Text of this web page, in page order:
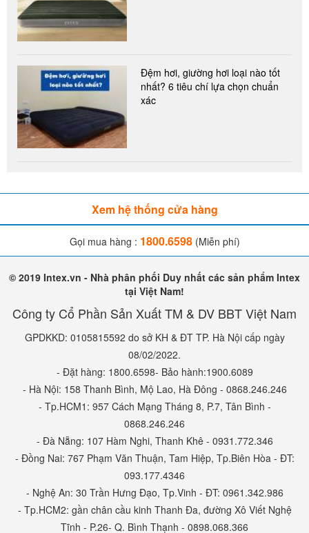
Đệm hơi, giường hơi loại nào tốt
nhất? 6 tiêu chí lựa chọn chuẩn
xác
Xem hệ thống cửa hàng
Gọi mua hàng : 1800.6598(Miễn phí)
© 2019 Intex.vn - Nhà phân phối Duy nhất các sản phẩm Intex
tại Việt Nam!
Công ty Cổ Phần Sản Xuất TM & DV BBT Việt Nam
GPDKKD: 0105815592 do sở KH & ĐT TP. Hà Nội cấp ngày
08/02/2022.
- Đặt hàng: 1800.6598- Bảo hành:1900.6089
- Hà Nội: 158 Thanh Bình, Mộ Lao, Hà Đông - 0868.246.246
- Tp.HCM1: 957 Cách Mạng Tháng 8, P.7, Tân Bình -
0868.246.246
- Đà Nẵng: 107 Hàm Nghi, Thanh Khê - 0931.772.346
- Đồng Nai: 767 Phạm Văn Thuận, Tam Hiệp, Tp.Biên Hòa - ĐT:
093.177.4346
- Nghệ An: 30 Trần Hưng Đạo, Tp.Vinh - ĐT: 0961.342.986
- Tp.HCM2: gần chân cầu kinh Thanh Đa, đường Xô Viết Nghệ
Tĩnh - P.26- Q. Bình Thạnh - 0898.068.366